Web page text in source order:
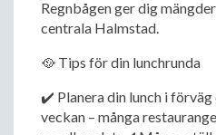
Regnbågen ger dig
centrala Halmstad.
🥘 Tips för din lunchrunda
✔️ Planera din lunch i
veckan – många